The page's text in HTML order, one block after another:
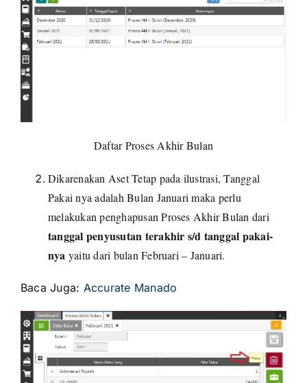
Daftar Proses Akhir Bulan
Dikarenakan Aset Tetap pada ilustrasi, Tanggal
Pakai nya adalah Bulan Januari maka perlu
melakukan penghapusan Proses Akhir Bulan dari
tanggal penyusutan terakhir s/d tanggal pakai-
nya yaitu dari bulan Februari – Januari.
Baca Juga: Accurate Manado